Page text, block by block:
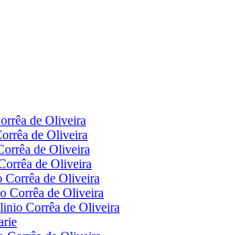
de Oliveira
de Oliveira
de Oliveira
de Oliveira
de Oliveira
Corrêa de Oliveira
Corrêa de Oliveira